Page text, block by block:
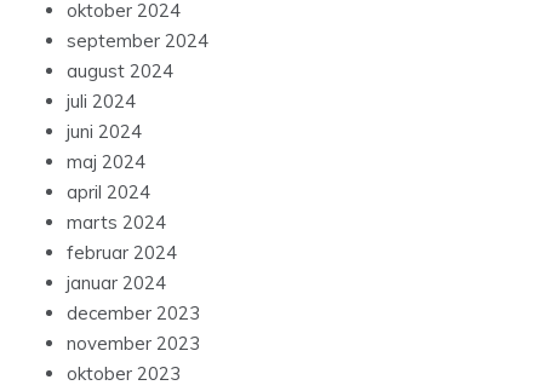
oktober 2024
september 2024
august 2024
juli 2024
juni 2024
maj 2024
april 2024
marts 2024
februar 2024
januar 2024
december 2023
november 2023
oktober 2023